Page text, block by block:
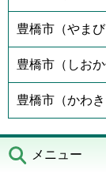
豊橋市（やまび
豊橋市（しおか
豊橋市（かわき
メニュー